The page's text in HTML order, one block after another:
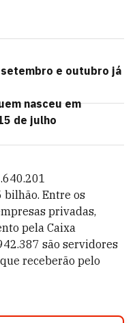
e outubro já
nasceu em
de julho
bilhão. Entre os
privadas,
pela Caixa
são servidores
receberão pelo